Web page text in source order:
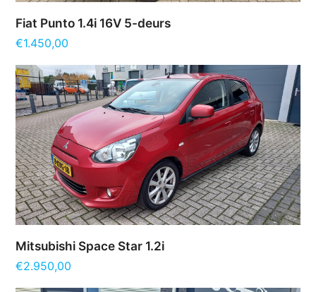
Fiat Punto 1.4i 16V 5-deurs
€1.450,00
Mitsubishi Space Star 1.2i
€2.950,00